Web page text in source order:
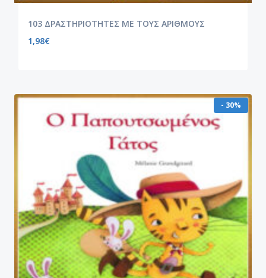
103 ΔΡΑΣΤΗΡΙΟΤΗΤΕΣ ΜΕ ΤΟΥΣ ΑΡΙΘΜΟΥΣ
1,98€
- 30%